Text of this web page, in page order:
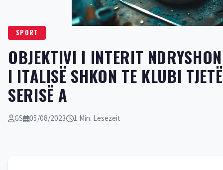
SPORT
OBJEKTIVI I INTERIT
I ITALISË SHKON TE KLUBI
SERISË A
GS 05/08/2023 1 Min. Lesezeit